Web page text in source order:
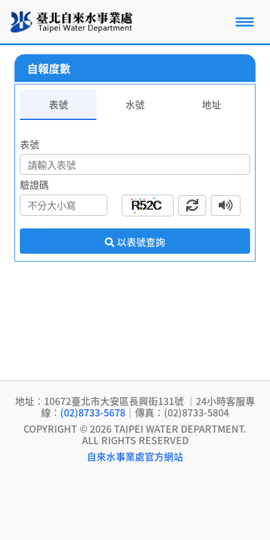
自報度數
表號 水號 地址
表號
驗證碼
以表號查詢
地址：10672臺北市大安區長興街131號 ｜24小時客服專
線： (02)8733-5678 ｜傳真：(02)8733-5804
COPYRIGHT © 2026 TAIPEI WATER DEPARTMENT.
ALL RIGHTS RESERVED
自來水事業處官方網站